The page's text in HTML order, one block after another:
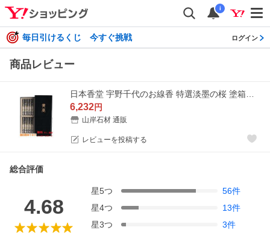
i
毎日引けるくじ 今すぐ挑戦 ログイン
商品レビュー
6,232円
山岸石材 通販
レビューを投稿する
総合評価
4.68
星5つ 56件
星4つ 13件
星3つ 3件